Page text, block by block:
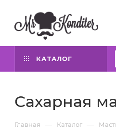
КАТАЛОГ
Сахарная
Главная — Каталог —